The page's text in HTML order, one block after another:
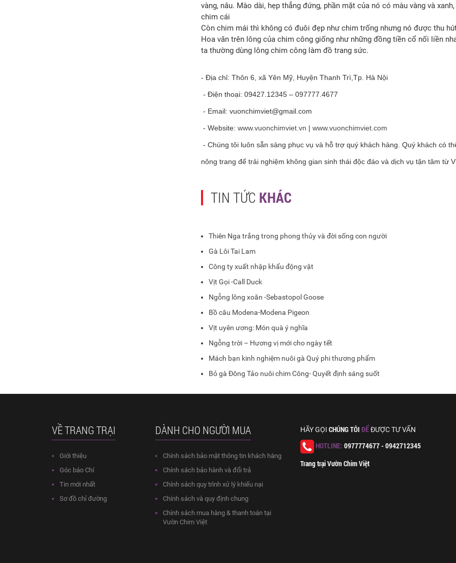
vàng, nâu. Mào dài, hẹp thẳng đứng, phần mặt của nó có màu vàng và
chim cái
Còn chim mái thì không có đuôi đẹp như chim trống nhưng nó được thu
Hoa văn trên lông của chim công giống như những đồng tiền cổ nối liền
ta thường dùng lông chim công làm đồ trang sức.
- Địa chỉ: Thôn 6, xã Yên Mỹ, Huyện Thanh Trì,Tp. Hà Nội
- Điện thoại: 09427.12345 – 097777.4677
- Email: vuonchimviet@gmail.com
- Website: www.vuonchimviet.vn | www.vuonchimviet.com
- Chúng tôi luôn sẵn sàng phục vụ và hỗ trợ quý khách hàng. Quý khách có
nông trang để trải nghiệm không gian sinh thái độc đáo và dịch vụ tận tâm từ
TIN TỨC KHÁC
Thiên Nga trắng trong phong thủy và đời sống con người
Gà Lôi Tai Lam
Công ty xuất nhập khẩu động vật
Vịt Gọi -Call Duck
Ngỗng lông xoăn -Sebastopol Goose
Bồ câu Modena-Modena Pigeon
Vịt uyên ương: Món quà ý nghĩa
Ngỗng trời – Hương vị mới cho ngày tết
Mách bạn kinh nghiệm nuôi gà Quý phi thương phẩm
Bỏ gà Đông Tảo nuôi chim Công- Quyết định sáng suốt
VỀ TRANG TRẠI
Giới thiệu
Góc báo Chí
Tin mới nhất
Sơ đồ chỉ đường
DÀNH CHO NGƯỜI MUA
Chính sách bảo mật thông tin khách hàng
Chính sách bảo hành và đổi trả
Chính sách quy trình xử lý khiếu nại
Chính sách và quy định chung
Chính sách mua hàng & thanh toán tại
Vườn Chim Việt
HÃY GỌI CHÚNG TÔI ĐỂĐƯỢC TƯ VẤN
HOTLINE: 0977774677 - 0942712345
Trang trại Vườn Chim Việt